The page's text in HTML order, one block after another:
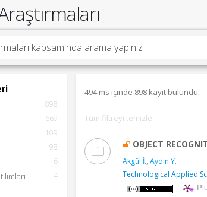
898
669
109
98
6
4
494 ms içinde 898 kayıt bulundu.
Tüm filtreyi temizle
OBJECT
Akgül İ., Aydın Y.
Technological Applied